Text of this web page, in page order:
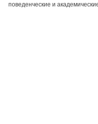
поведенческие и